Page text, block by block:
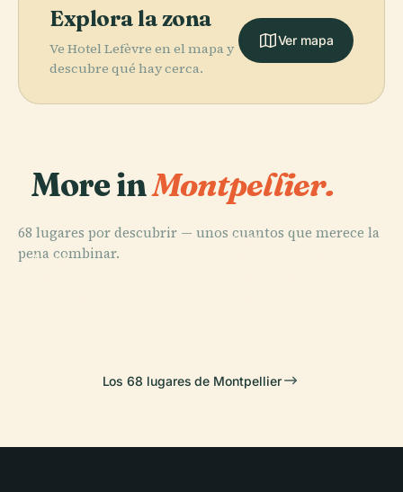
Explora la zona
Ve Hotel Lefèvre en el mapa y
descubre qué hay cerca.
Ver mapa
More inMontpellier.
68 lugares por descubrir — unos cuantos que merece la
pena combinar.
PLACE
PLACE
PLACE
PLACE
Los 68 lugares de Montpellier